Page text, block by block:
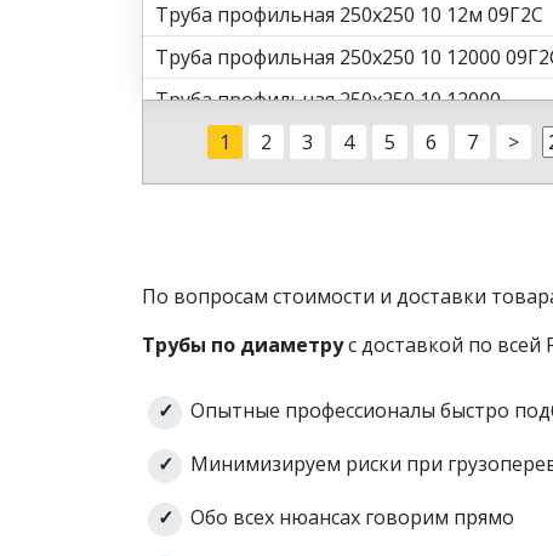
Труба профильная 250х250 10 12м 09Г2С
Труба профильная 250х250 10 12000
Труба профильная 250х250 10 12000
Труба профильная 250х250 10 12000
Труба профильная 250х250 10 12040
1 2 3 4 5 6 7 >
По вопросам стоимости и доставки
Трубы по диаметрус доставкой по всей
Опытные профессионалы быстро
Минимизируем риски при
Обо всех нюансах говорим прямо